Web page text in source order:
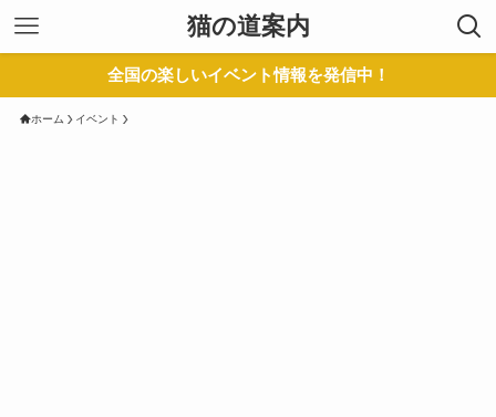
猫の道案内
全国の楽しいイベント情報を発信中！
ホーム イベント